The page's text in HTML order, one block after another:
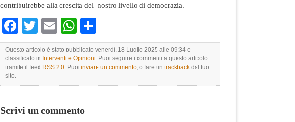
contribuirebbe alla crescita del nostro livello di democrazia.
Facebook
TwitterEmailWhatsApp
Questo articolo è stato pubblicato venerdì, 18 Luglio 2025 alle 09:34 e
classificato in Interventi e Opinioni . Puoi seguire i commenti a questo articolo
tramite il feed RSS 2.0 . Puoi inviare un commento , o fare un trackback dal tuo
sito.
Scrivi un commento